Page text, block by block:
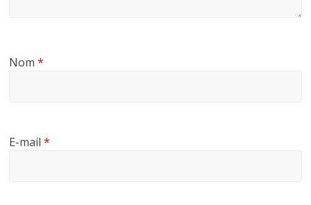
Nom*
E-mail*